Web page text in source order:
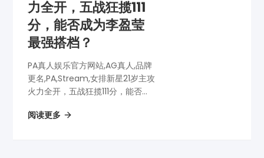
力全开，五战狂揽111
分，能否成为李盈莹
最强搭档？
PA真人娱乐官方网站,AG真人,品牌
更名,PA,Stream,女排新星21岁主攻
火力全开，五战狂揽111分，能否成
阅读更多